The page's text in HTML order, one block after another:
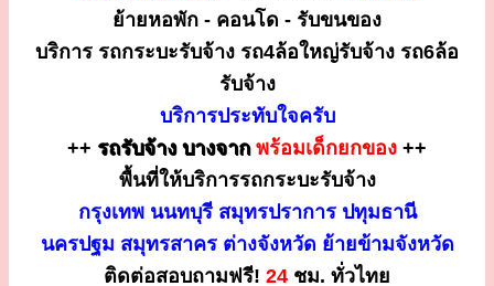
ย้ายหอพัก - คอนโด - รับขนของ
บริการ รถกระบะรับจ้าง รถ4ล้อใหญ่รับจ้าง รถ6ล้อ
รับจ้าง
บริการประทับใจครับ
++ รถรับจ้าง บางจาก พร้อมเด็กยกของ ++
พื้นที่ให้บริการรถกระบะรับจ้าง
กรุงเทพ นนทบุรี สมุทรปราการ ปทุมธานี
นครปฐม สมุทรสาคร ต่างจังหวัด ย้ายข้ามจังหวัด
ติดต่อสอบถามฟรี! 24 ชม. ทั่วไทย